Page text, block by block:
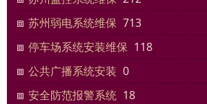
苏州弱电系统维保 713
停车场系统安装维保 118
公共广播系统安装 0
安全防范报警系统 18